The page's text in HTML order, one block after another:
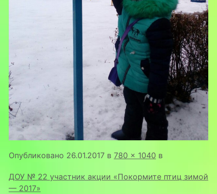
Опубликовано 26.01.2017в 780 × 1040 в
ДОУ № 22 участник акции «Покормите птиц зимой
— 2017»